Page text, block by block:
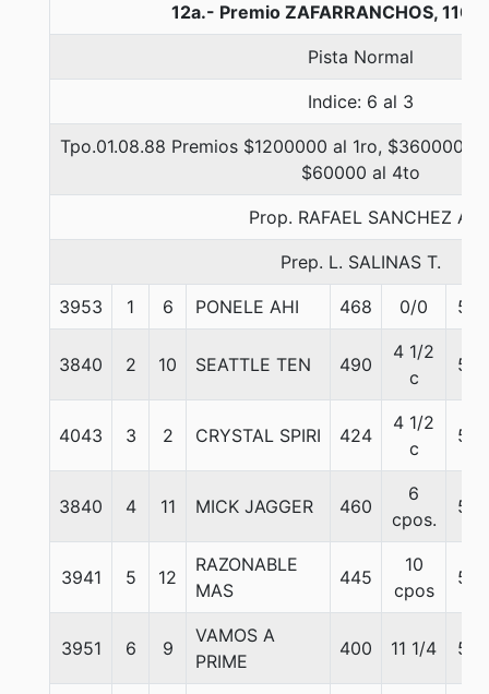
12a.- Premio ZAFARRANCHOS,
Pista Normal
Indice: 6 al 3
Tpo.01.08.88 Premios $1200000 al 1ro, $360000
$60000 al 4to
Prop. RAFAEL SANCHEZ A.
Prep. L. SALINAS T.
3953 1 6 PONELE AHI 468 0/0 56
3840 2 10 SEATTLE TEN 490
4 1/2
c
57
4043 3 2 CRYSTAL SPIRI 424
4 1/2
c
56
3840 4 11 MICK JAGGER 460
6
cpos.
57
3941 5 12
RAZONABLE
MAS
445
10
cpos
57
3951 6 9
VAMOS A
PRIME
400 11 1/4 57